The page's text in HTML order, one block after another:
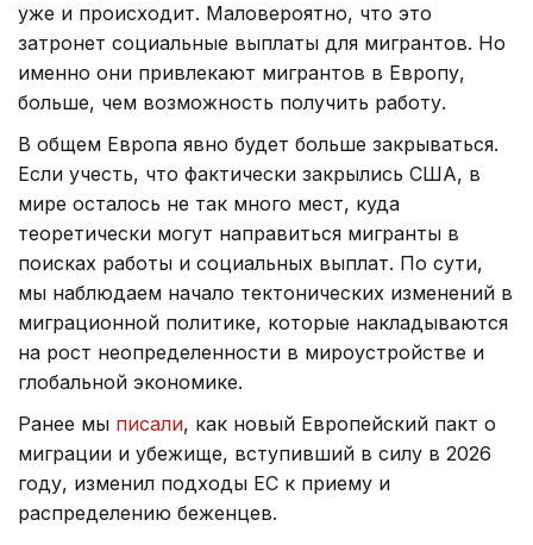
уже и происходит. Маловероятно, что это
затронет социальные выплаты для мигрантов. Но
именно они привлекают мигрантов в Европу,
больше, чем возможность получить работу.
В общем Европа явно будет больше закрываться.
Если учесть, что фактически закрылись США, в
мире осталось не так много мест, куда
теоретически могут направиться мигранты в
поисках работы и социальных выплат. По сути,
мы наблюдаем начало тектонических изменений в
миграционной политике, которые накладываются
на рост неопределенности в мироустройстве и
глобальной экономике.
Ранее мы писали, как новый Европейский пакт о
миграции и убежище, вступивший в силу в 2026
году, изменил подходы ЕС к приему и
распределению беженцев.